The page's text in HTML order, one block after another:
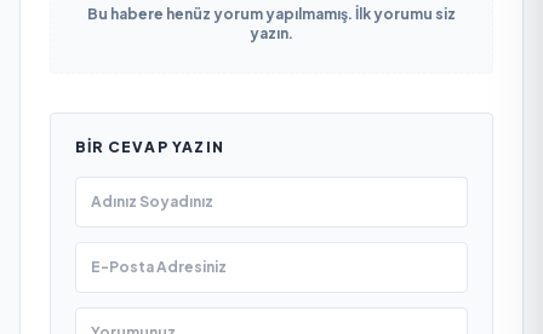
Bu habere henüz yorum yapılmamış. İlk yorumu siz
yazın.
BIR CEVAP YAZIN